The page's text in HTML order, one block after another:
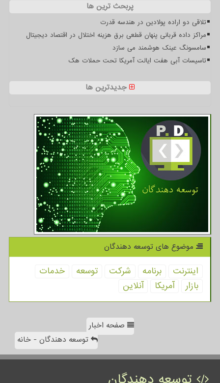
پربحث ترین ها
تلاقی دو اراده پولادین در هندسه قدرت
مراکز داده قربانی پنهان قطعی برق هزینه اختلال در اقتصاد دیجیتال
سامسونگ عینک هوشمند می سازد
تاسیسات آبی هفت ایالت آمریکا تحت حملات هک
جدیدترین ها
موضوع های توسعه دهندگان
اینترنت برنامه شركت توسعه
خدمات
بازار
آمریكا آنلاین
صفحه اخبار
توسعه دهندگان - خانه